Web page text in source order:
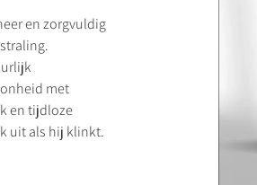
en zorgvuldig
met
en tijdloze
uit als hij klinkt.